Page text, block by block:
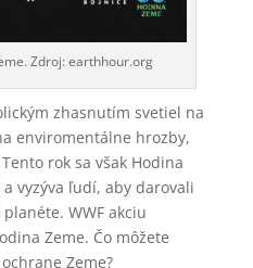
Zdroj: earthhour.org
zhasnutím svetiel na
enviromentálne hrozby,
rok sa však Hodina
vyzýva ľudí, aby darovali
WWF akciu
Zeme. Čo môžete
Zeme?